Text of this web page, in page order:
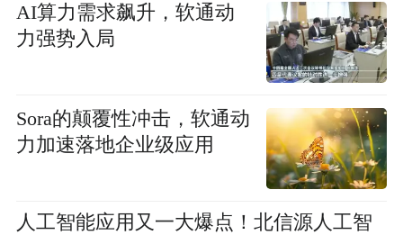
AI算力需求飙升，软通动
力强势入局
Sora的颠覆性冲击，软通动
力加速落地企业级应用
人工智能应用又一大爆点！北信源人工智